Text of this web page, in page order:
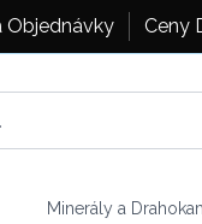
Objednávky Ceny
Minerály a